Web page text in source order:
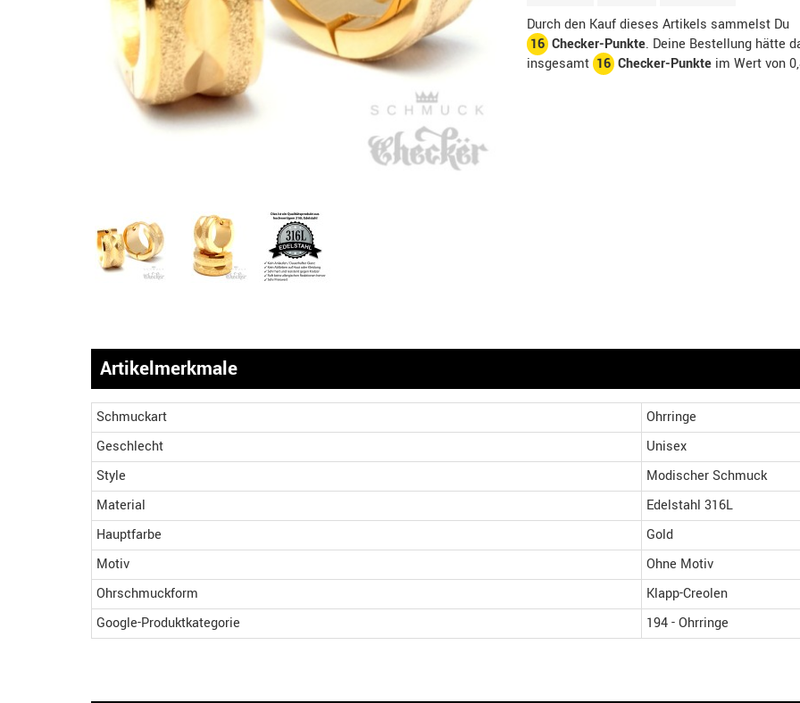
Durch den Kauf dieses Artikels sammelst Du
16Checker-Punkte. Deine Bestellung hätte
insgesamt 16Checker-Punkteim Wert von
Artikelmerkmale
Schmuckart
Ohrringe
Geschlecht
Unisex
Style
Modischer Schmuck
Material
Edelstahl 316L
Hauptfarbe
Gold
Motiv
Ohne Motiv
Ohrschmuckform
Klapp-Creolen
Google-Produktkategorie
194 - Ohrringe